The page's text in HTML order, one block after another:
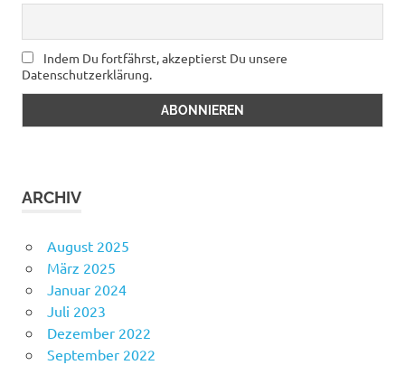
Indem Du fortfährst, akzeptierst Du unsere
Datenschutzerklärung.
ARCHIV
August 2025
März 2025
Januar 2024
Juli 2023
Dezember 2022
September 2022